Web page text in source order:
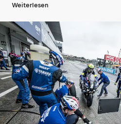
Weiterlesen